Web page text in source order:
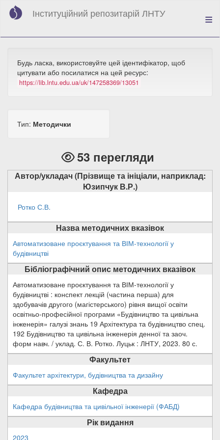
Перейти
вмісту
Інституційний репозитарій ЛНТУ
Будь ласка, використовуйте цей ідентифікатор, щоб
цитувати або посилатися на цей ресурс:
https://lib.lntu.edu.ua/uk/147258369/13051
Тип: Методички
53 перегляди
Автор/укладач (Прізвище та ініціали, наприклад:
Юзипчук В.Р.)
Ротко С.В.
Назва методичних вказівок
Автоматизоване проєктування та ВІМ-технології у
будівництві
Бібліографічний опис методичних вказівок
Автоматизоване проєктування та ВІМ-технології у
будівництві : конспект лекцій (частина перша) для
здобувачів другого (магістерського) рівня вищої освіти
освітньо-професійної програми «Будівництво та цивільна
інженерія» галузі знань 19 Архітектура та будівництво спец.
192 Будівництво та цивільна інженерія денної та заоч.
форм навч. / уклад. С. В. Ротко. Луцьк : ЛНТУ, 2023. 80 с.
Факультет
Факультет архітектури, будівництва та дизайну
Кафедра
Кафедра будівництва та цивільної інженерії (ФАБД)
Рік видання
2023